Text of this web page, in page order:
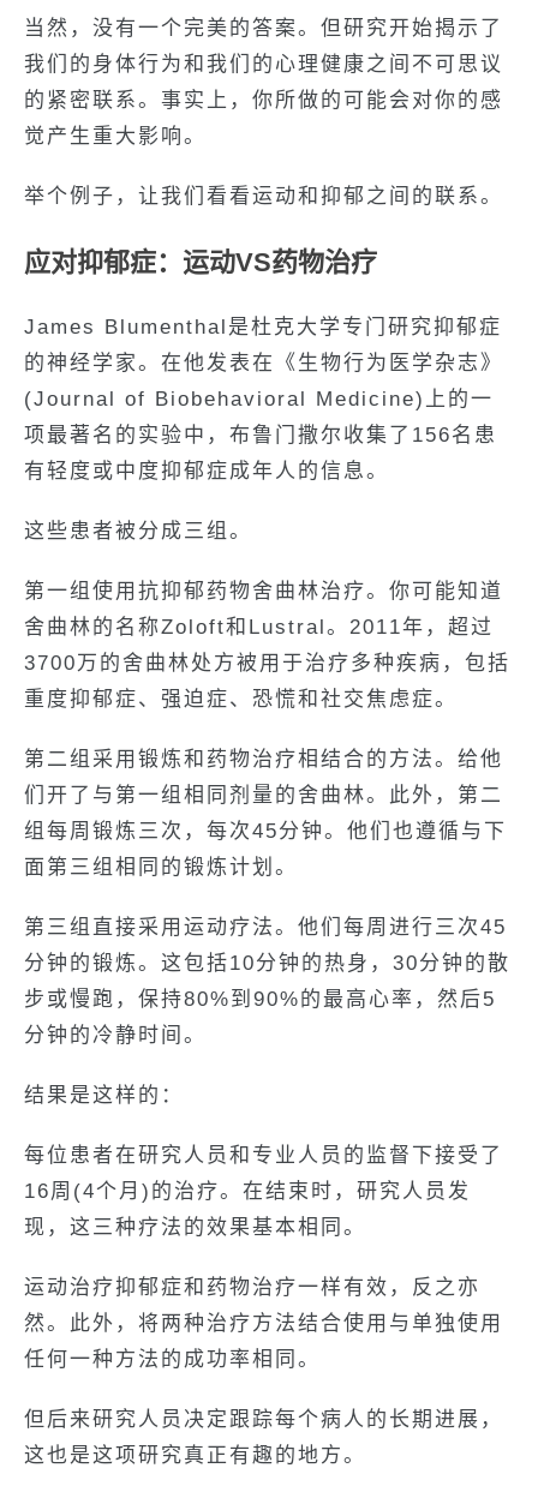
当然，没有一个完美的答案。但研究开始揭示了
我们的身体行为和我们的心理健康之间不可思议
的紧密联系。事实上，你所做的可能会对你的感
觉产生重大影响。
举个例子，让我们看看运动和抑郁之间的联系。
应对抑郁症：运动VS药物治疗
James Blumenthal是杜克大学专门研究抑郁症
的神经学家。在他发表在《生物行为医学杂志》
(Journal of Biobehavioral Medicine)上的一
项最著名的实验中，布鲁门撒尔收集了156名患
有轻度或中度抑郁症成年人的信息。
这些患者被分成三组。
第一组使用抗抑郁药物舍曲林治疗。你可能知道
舍曲林的名称Zoloft和Lustral。2011年，超过
3700万的舍曲林处方被用于治疗多种疾病，包括
重度抑郁症、强迫症、恐慌和社交焦虑症。
第二组采用锻炼和药物治疗相结合的方法。给他
们开了与第一组相同剂量的舍曲林。此外，第二
组每周锻炼三次，每次45分钟。他们也遵循与下
面第三组相同的锻炼计划。
第三组直接采用运动疗法。他们每周进行三次45
分钟的锻炼。这包括10分钟的热身，30分钟的散
步或慢跑，保持80%到90%的最高心率，然后5
分钟的冷静时间。
结果是这样的：
每位患者在研究人员和专业人员的监督下接受了
16周(4个月)的治疗。在结束时，研究人员发
现，这三种疗法的效果基本相同。
运动治疗抑郁症和药物治疗一样有效，反之亦
然。此外，将两种治疗方法结合使用与单独使用
任何一种方法的成功率相同。
但后来研究人员决定跟踪每个病人的长期进展，
这也是这项研究真正有趣的地方。